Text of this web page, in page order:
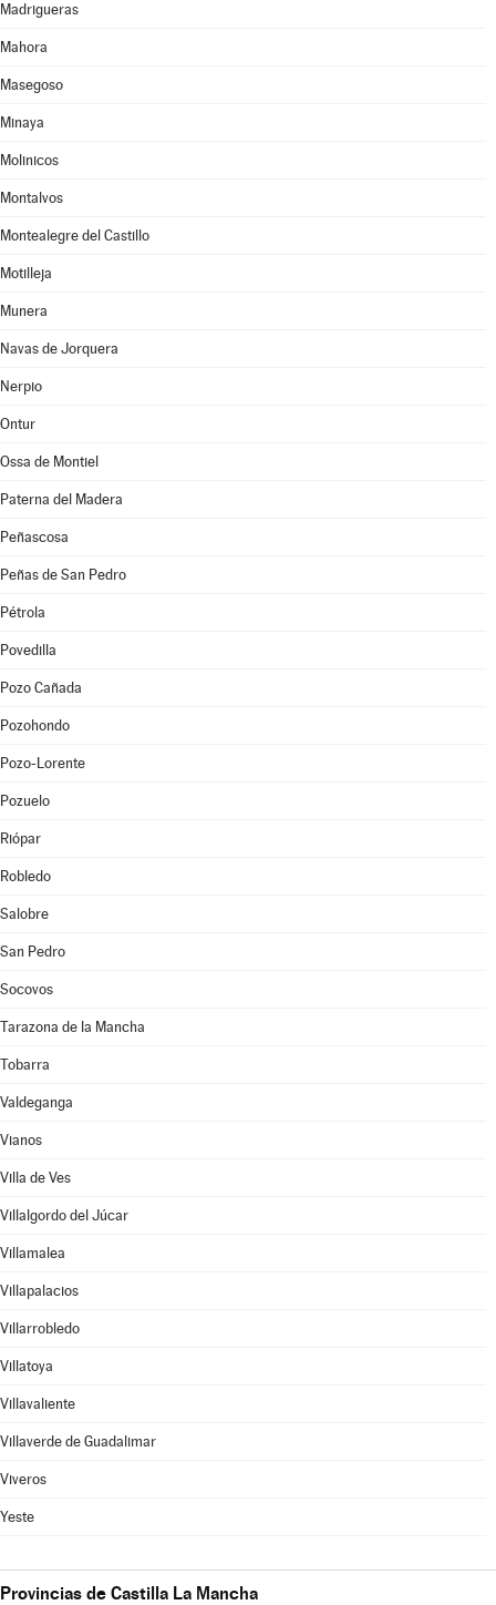
Madrigueras
Mahora
Masegoso
Minaya
Molinicos
Montalvos
Montealegre del Castillo
Motilleja
Munera
Navas de Jorquera
Nerpio
Ontur
Ossa de Montiel
Paterna del Madera
Peñascosa
Peñas de San Pedro
Pétrola
Povedilla
Pozo Cañada
Pozohondo
Pozo-Lorente
Pozuelo
Riópar
Robledo
Salobre
San Pedro
Socovos
Tarazona de la Mancha
Tobarra
Valdeganga
Vianos
Villa de Ves
Villalgordo del Júcar
Villamalea
Villapalacios
Villarrobledo
Villatoya
Villavaliente
Villaverde de Guadalimar
Viveros
Yeste
Provincias de Castilla La Mancha